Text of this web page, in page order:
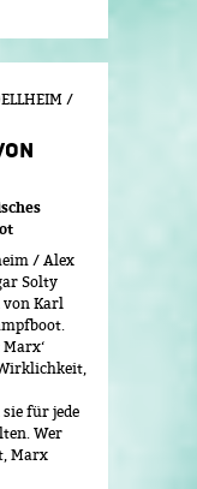
/
/ Alex
Solty
von Karl
für jede
Wer
Marx